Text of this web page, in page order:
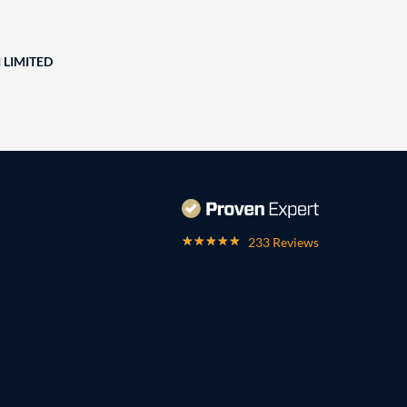
LIMITED
233 Reviews